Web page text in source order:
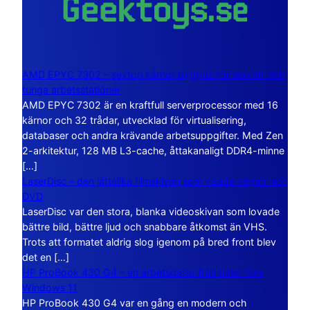
AMD EPYC 7302 – sexton kärnor byggda för servrar och
tunga arbetsstationer
AMD EPYC 7302 är en kraftfull serverprocessor med 16
kärnor och 32 trådar, utvecklad för virtualisering,
databaser och andra krävande arbetsuppgifter. Med Zen
2-arkitektur, 128 MB L3-cache, åttakanaligt DDR4-minne
[…]
LaserDisc – den jättelika filmskivan som visade vägen mot
DVD
LaserDisc var den stora, blanka videoskivan som lovade
bättre bild, bättre ljud och snabbare åtkomst än VHS.
Trots att formatet aldrig slog igenom på bred front blev
det en […]
HP ProBook 430 G4 – en arbetsdator från tiden före
Windows 11
HP ProBook 430 G4 var en gång en modern och